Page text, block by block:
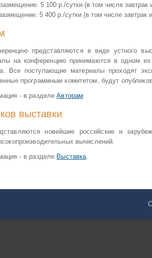
5 100 р./сутки (в том числе
5 400 р./сутки (в том числе завтрак
представляются в виде устного
на конференцию принимаются в одном из
Все поступающие материалы проходят
программным комитетом, будут
- в разделеАвторам
выставки
новейшие российские и
вычислений.
- в разделе Выставка